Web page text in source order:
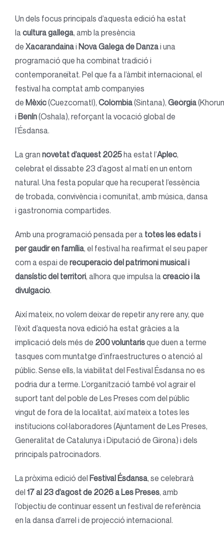
Un dels focus principals d’aquesta edició ha estat
la cultura gallega, amb la presència
de Xacarandainai Nova Galega de Danzai una
programació que ha combinat tradició i
contemporaneïtat. Pel que fa a l’àmbit internacional, el
festival ha comptat amb companyies
de Mèxic(Cuezcomatl), Colòmbia(Sintana), Geòrgia
i Benín(Oshala), reforçant la vocació global de
l’Ésdansa.
La gran novetat d’aquest 2025ha estat l’Aplec,
celebrat el dissabte 23 d’agost al matí en un entorn
natural. Una festa popular que ha recuperat l’essència
de trobada, convivència i comunitat, amb música, dansa
i gastronomia compartides.
Amb una programació pensada per a totes les edats i
per gaudir en família, el festival ha reafirmat el seu paper
com a espai de recuperació del patrimoni musical i
dansístic del territori, alhora que impulsa la creació i la
divulgació.
Així mateix, no volem deixar de repetir any rere any, que
l’èxit d’aquesta nova edició ha estat gràcies a la
implicació dels més de 200 voluntarisque duen a terme
tasques com muntatge d’infraestructures o atenció al
públic. Sense ells, la viabilitat del Festival Ésdansa no es
podria dur a terme. L’organització també vol agrair el
suport tant del poble de Les Preses com del públic
vingut de fora de la localitat, així mateix a totes les
institucions col·laboradores (Ajuntament de Les Preses,
Generalitat de Catalunya i Diputació de Girona) i dels
principals patrocinadors.
La pròxima edició del Festival Ésdansa, se celebrarà
del 17 al 23 d’agost de 2026 a Les Preses, amb
l’objectiu de continuar essent un festival de referència
en la dansa d’arrel i de projecció internacional.